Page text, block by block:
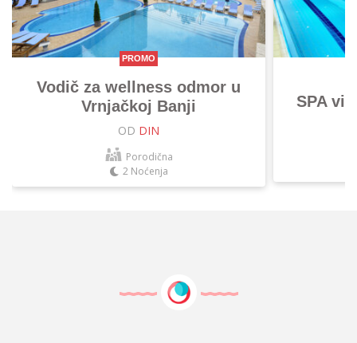
PROMO
Vodič za wellness odmor u
Vrnjačkoj Banji
OD DIN
Porodična
2 Noćenja
SPA